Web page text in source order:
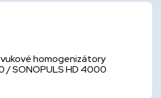
homogenizátory
/ SONOPULS HD 4000